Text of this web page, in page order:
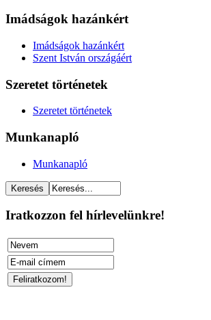
Imádságok hazánkért
Imádságok hazánkért
Szent István országáért
Szeretet történetek
Szeretet történetek
Munkanapló
Munkanapló
Iratkozzon fel hírlevelünkre!